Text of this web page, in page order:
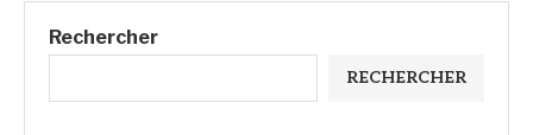
Rechercher
RECHERCHER